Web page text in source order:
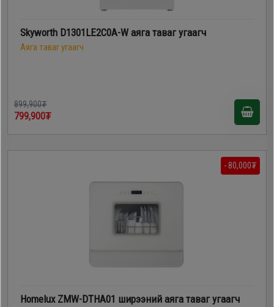
Skyworth D1301LE2C0A-W аяга таваг угаагч
Аяга таваг угаагч
899,900₮
799,900₮
- 80,000₮
Homelux ZMW-DTHA01 ширээний аяга таваг угаагч